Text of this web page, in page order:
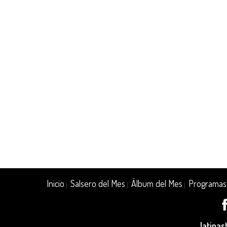
Inicio |Salsero del Mes |Álbum del Mes Programas